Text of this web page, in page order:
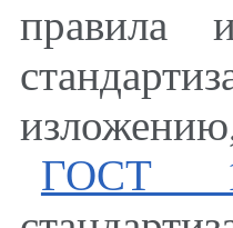
правила
ГОСТ